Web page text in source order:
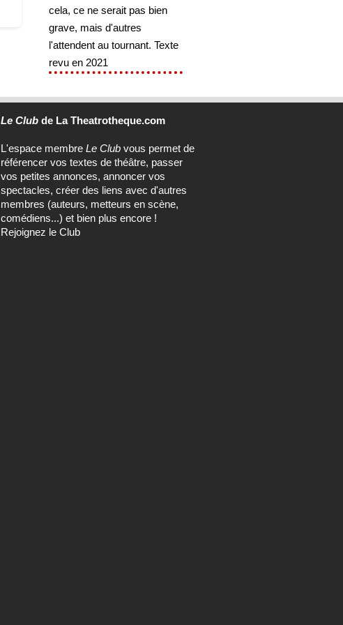
cela, ce ne serait pas bien
grave, mais d'autres
l'attendent au tournant. Texte
revu en 2021
Le Clubde La Theatrotheque.com
L'espace membre Le Clubvous permet de
référencer vos textes de théâtre, passer
vos petites annonces, annoncer vos
spectacles, créer des liens avec d'autres
membres (auteurs, metteurs en scène,
comédiens...) et bien plus encore !
Rejoignez le Club